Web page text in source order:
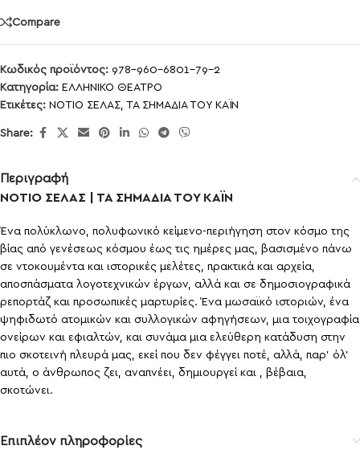
Compare
Κωδικός προϊόντος: 978-960-6801-79-2
Κατηγορία: ΕΛΛΗΝΙΚΟ ΘΕΑΤΡΟ
Ετικέτες: ΝΟΤΙΟ ΣΕΛΑΣ, ΤΑ ΣΗΜΑΔΙΑ ΤΟΥ ΚΑΪΝ
Share:
Περιγραφή
ΝΟΤΙΟ ΣΕΛΑΣ | ΤΑ ΣΗΜΑΔΙΑ ΤΟΥ ΚΑΪΝ
Ένα πολύκλωνο, πολυφωνικό κείμενο-περιήγηση στον κόσμο της
βίας από γενέσεως κόσμου έως τις ημέρες μας, βασισμένο πάνω
σε ντοκουμέντα και ιστορικές μελέτες, πρακτικά και αρχεία,
αποσπάσματα λογοτεχνικών έργων, αλλά και σε δημοσιογραφικά
ρεπορτάζ και προσωπικές μαρτυρίες. Ένα μωσαϊκό ιστοριών, ένα
ψηφιδωτό ατομικών και συλλογικών αφηγήσεων, μια τοιχογραφία
ονείρων και εφιαλτών, και συνάμα μια ελεύθερη κατάδυση στην
πιο σκοτεινή πλευρά μας, εκεί που δεν φέγγει ποτέ, αλλά, παρ’ όλ’
αυτά, ο άνθρωπος ζει, αναπνέει, δημιουργεί και , βέβαια,
σκοτώνει.
Επιπλέον πληροφορίες